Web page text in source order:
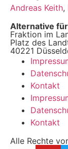
Andreas Keith,
Alternative
Fraktion im
Platz des
40221
Kontakt
Kontakt
Alle Rechte